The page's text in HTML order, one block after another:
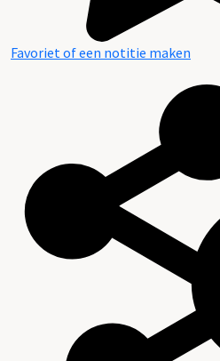
Inventaris archief Adriaan P.
Favoriet of een notitie maken